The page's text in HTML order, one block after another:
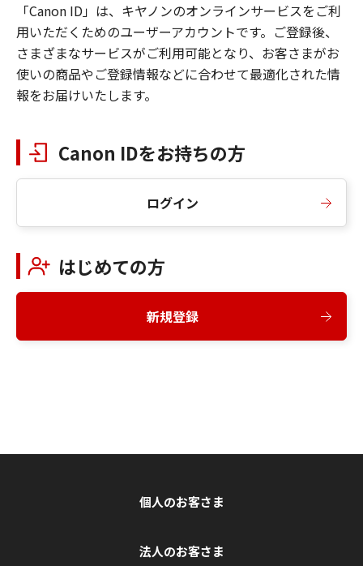
「Canon ID」は、キヤノンのオンラインサービスをご利
用いただくためのユーザーアカウントです。ご登録後、
さまざまなサービスがご利用可能となり、お客さまがお
使いの商品やご登録情報などに合わせて最適化された情
報をお届けいたします。
Canon IDをお持ちの方
ログイン
はじめての方
新規登録
個人のお客さま
法人のお客さま